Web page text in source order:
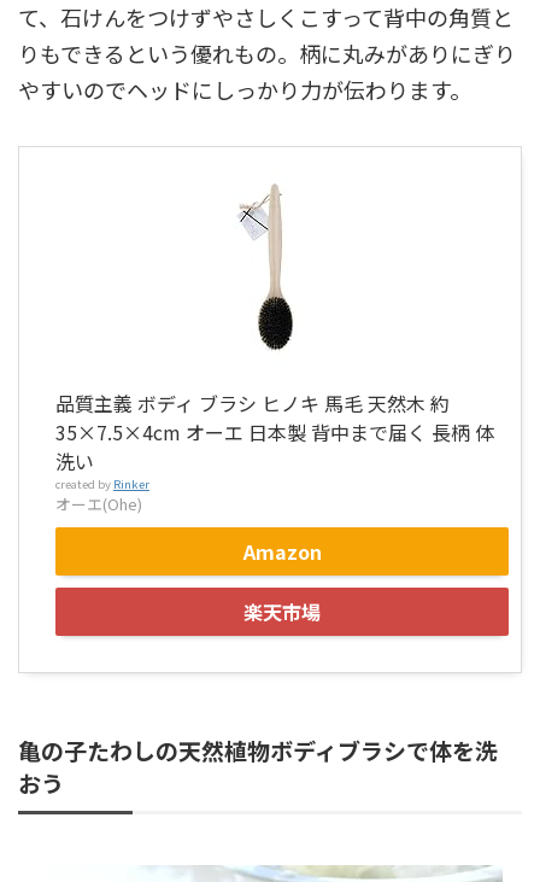
て、石けんをつけずやさしくこすって背中の角質と
りもできるという優れもの。柄に丸みがありにぎり
やすいのでヘッドにしっかり力が伝わります。
品質主義 ボディ ブラシ ヒノキ 馬毛 天然木 約
35×7.5×4cm オーエ 日本製 背中まで届く 長柄 体
洗い
created by Rinker
オーエ(Ohe)
Amazon
楽天市場
亀の子たわしの天然植物ボディブラシで体を洗
おう